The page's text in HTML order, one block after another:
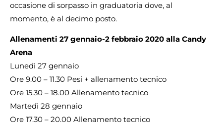
occasione di sorpasso in graduatoria dove, al
momento, è al decimo posto.
Allenamenti 27 gennaio-2 febbraio 2020 alla Candy
Arena
Lunedì 27 gennaio
Ore 9.00 – 11.30 Pesi + allenamento tecnico
Ore 15.30 – 18.00 Allenamento tecnico
Martedì 28 gennaio
Ore 17.30 – 20.00 Allenamento tecnico